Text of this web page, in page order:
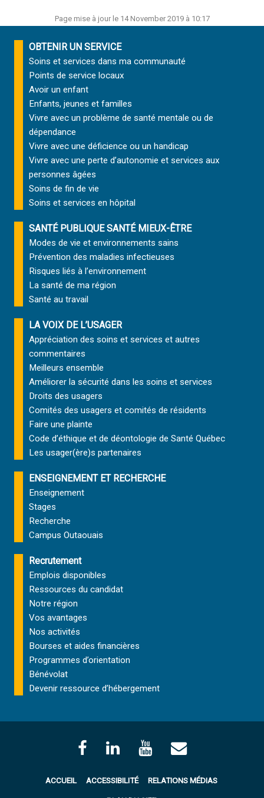
Page mise à jour le 14 November 2019 à 10:17
OBTENIR UN SERVICE
Soins et services dans ma communauté
Points de service locaux
Avoir un enfant
Enfants, jeunes et familles
Vivre avec un problème de santé mentale ou de
dépendance
Vivre avec une déficience ou un handicap
Vivre avec une perte d’autonomie et services aux
personnes âgées
Soins de fin de vie
Soins et services en hôpital
SANTÉ PUBLIQUE SANTÉ MIEUX-ÊTRE
Modes de vie et environnements sains
Prévention des maladies infectieuses
Risques liés à l’environnement
La santé de ma région
Santé au travail
LA VOIX DE L’USAGER
Appréciation des soins et services et autres
commentaires
Meilleurs ensemble
Améliorer la sécurité dans les soins et services
Droits des usagers
Comités des usagers et comités de résidents
Faire une plainte
Code d’éthique et de déontologie de Santé Québec
Les usager(ère)s partenaires
ENSEIGNEMENT ET RECHERCHE
Enseignement
Stages
Recherche
Campus Outaouais
Recrutement
Emplois disponibles
Ressources du candidat
Notre région
Vos avantages
Nos activités
Bourses et aides financières
Programmes d’orientation
Bénévolat
Devenir ressource d’hébergement
ACCUEIL ACCESSIBILITÉ RELATIONS MÉDIAS